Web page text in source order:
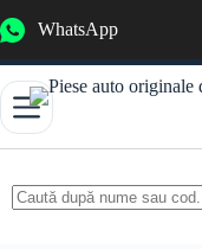
la
WhatsApp